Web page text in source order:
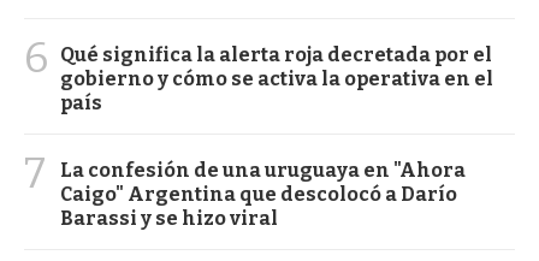
6
Qué significa la alerta roja decretada por el
gobierno y cómo se activa la operativa en el
país
7
La confesión de una uruguaya en "Ahora
Caigo" Argentina que descolocó a Darío
Barassi y se hizo viral